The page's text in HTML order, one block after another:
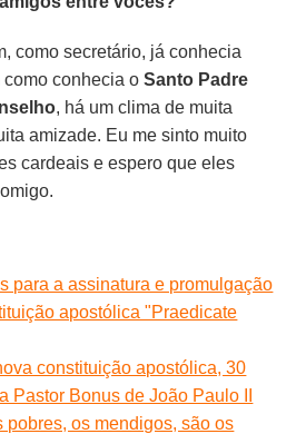
como secretário, já conhecia
como conhecia oSanto Padre
, há um clima de muita
amizade. Eu me sinto muito
cardeais e espero que eles
para a assinatura e promulgação
apostólica "Praedicate
constituição apostólica, 30
Pastor Bonus de João Paulo II
pobres, os mendigos, são os